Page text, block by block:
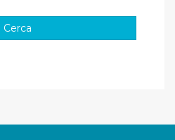
sopra indicata.